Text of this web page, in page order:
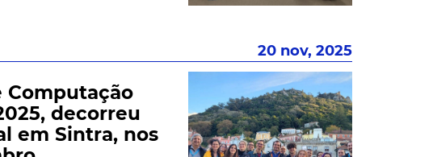
20 nov, 2025
Computação
decorreu
em Sintra, nos